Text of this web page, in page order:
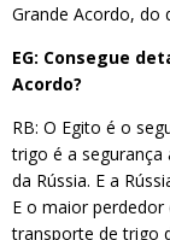
Grande Acordo, do
EG: Consegue
Acordo?
RB: O Egito é o
trigo é a segurança
da Rússia. E a
E o maior
transporte de trigo